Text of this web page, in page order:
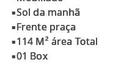
▪️Sol da manhã
▪️Frente praça
▪️114 M² área Total
▪️01 Box